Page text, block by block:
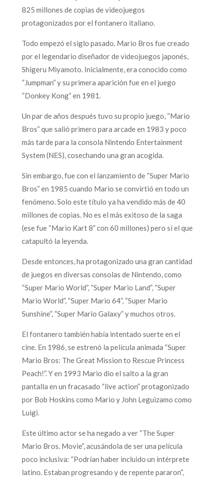
825 millones de copias de videojuegos
protagonizados por el fontanero italiano.
Todo empezó el siglo pasado. Mario Bros fue creado
por el legendario diseñador de videojuegos japonés,
Shigeru Miyamoto. Inicialmente, era conocido como
“Jumpman” y su primera aparición fue en el juego
“Donkey Kong” en 1981.
Un par de años después tuvo su propio juego, “Mario
Bros” que salió primero para arcade en 1983 y poco
más tarde para la consola Nintendo Entertainment
System (NES), cosechando una gran acogida.
Sin embargo, fue con el lanzamiento de “Super Mario
Bros” en 1985 cuando Mario se convirtió en todo un
fenómeno. Solo este título ya ha vendido más de 40
millones de copias. No es el más exitoso de la saga
(ese fue “Mario Kart 8” con 60 millones) pero sí el que
catapultó la leyenda.
Desde entonces, ha protagonizado una gran cantidad
de juegos en diversas consolas de Nintendo, como
“Super Mario World”, “Super Mario Land”, “Super
Mario World”, “Super Mario 64”, “Super Mario
Sunshine”, “Super Mario Galaxy” y muchos otros.
El fontanero también había intentado suerte en el
cine. En 1986, se estrenó la película animada “Super
Mario Bros: The Great Mission to Rescue Princess
Peach!”. Y en 1993 Mario dio el salto a la gran
pantalla en un fracasado “live action” protagonizado
por Bob Hoskins como Mario y John Leguizamo como
Luigi.
Este último actor se ha negado a ver “The Super
Mario Bros. Movie”, acusándola de ser una película
poco inclusiva: “Podrían haber incluido un intérprete
latino. Estaban progresando y de repente pararon”,